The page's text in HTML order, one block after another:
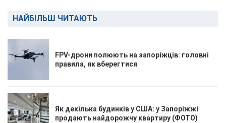
НАЙБІЛЬШ ЧИТАЮТЬ
FPV-дрони полюють на запоріжців: головні
правила, як вберегтися
Як декілька будинків у США: у Запоріжжі
продають найдорожчу квартиру (ФОТО)